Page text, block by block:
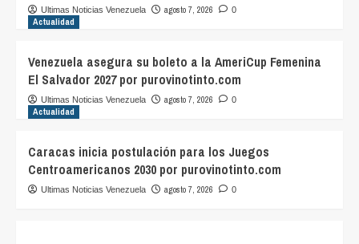
Ultimas Noticias Venezuela agosto 7, 2026 0
Actualidad
Venezuela asegura su boleto a la AmeriCup Femenina
El Salvador 2027 por purovinotinto.com
Ultimas Noticias Venezuela agosto 7, 2026 0
Actualidad
Caracas inicia postulación para los Juegos
Centroamericanos 2030 por purovinotinto.com
Ultimas Noticias Venezuela agosto 7, 2026 0